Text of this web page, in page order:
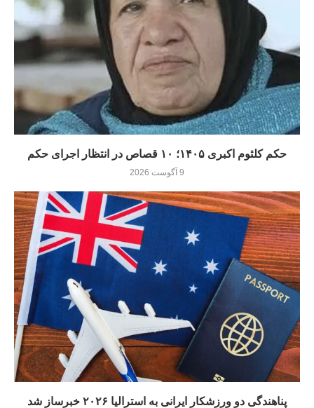
حکم کلثوم اکبری ۱۴۰۵؛ ۱۰ قصاص در انتظار اجرای حکم
9 آگوست 2026
پناهندگی دو ورزشکار ایرانی به استرالیا ۲۰۲۶ خبرساز شد